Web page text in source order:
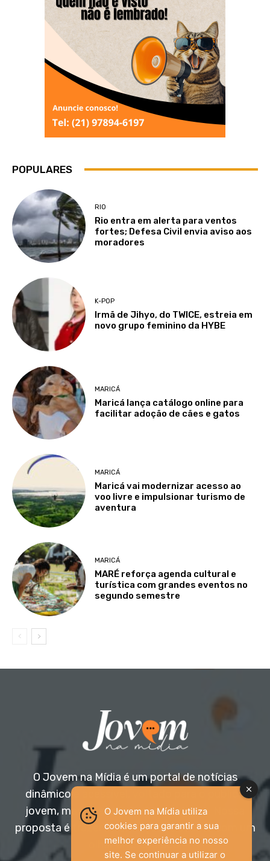
POPULARES
RIO
Rio entra em alerta para ventos
fortes; Defesa Civil envia aviso aos
moradores
K-POP
Irmã de Jihyo, do TWICE, estreia em
novo grupo feminino da HYBE
MARICÁ
Maricá lança catálogo online para
facilitar adoção de cães e gatos
MARICÁ
Maricá vai modernizar acesso ao
voo livre e impulsionar turismo de
aventura
MARICÁ
MARÉ reforça agenda cultural e
turística com grandes eventos no
segundo semestre
O Jovem na Mídia é um portal de notícias
dinâmico e acessível, voltado para o público
jovem, mas aberto a todas as idades. Nossa
proposta é trazer informação relevante com um
olhar diferenciado.
O Jovem na Mídia utiliza
cookies para garantir a sua
melhor experiência no nosso
site. Se continuar a utilizar o